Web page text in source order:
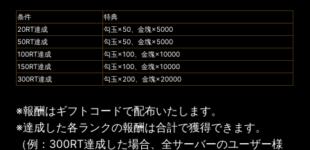
条件
特典
20RT達成
勾玉×50、金塊×5000
50RT達成
勾玉×50、金塊×5000
100RT達成
勾玉×100、金塊×10000
150RT達成
勾玉×100、金塊×10000
300RT達成
勾玉×200、金塊×20000
※報酬はギフトコードで配布いたします。
※達成した各ランクの報酬は合計で獲得できます。
（例：300RT達成した場合、全サーバーのユーザー様